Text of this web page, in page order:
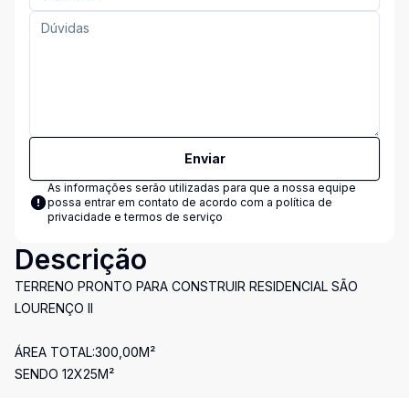
Enviar
As informações serão utilizadas para que a nossa equipe
possa entrar em contato de acordo com a política de
privacidade e termos de serviço
Descrição
TERRENO PRONTO PARA CONSTRUIR RESIDENCIAL SÃO
LOURENÇO II
ÁREA TOTAL:300,00M²
SENDO 12X25M²